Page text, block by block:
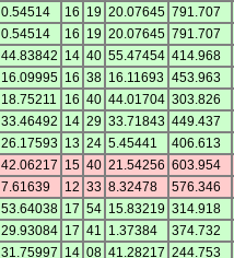
0.54514 16 19 20.07645 791.707
0.54514 16 19 20.07645 791.707
44.83842 14 40 55.47454 414.968
16.09995 16 38 16.11693 453.963
18.75211 16 40 44.01704 303.826
33.46492 14 29 33.71843 449.437
26.17593 13 24 5.45441 406.613
42.06217 15 40 21.54256 603.954
7.61639 12 33 8.32478 576.346
53.64038 17 54 15.83219 314.918
29.93084 17 41 1.37384 374.732
31.75997 14 08 41.28217 244.753